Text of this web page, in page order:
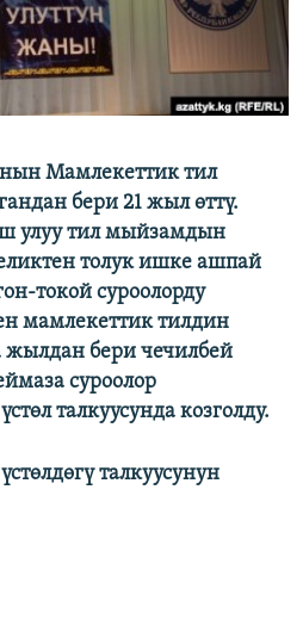
Мамлекеттик тил
бери 21 жыл өттү.
улуу тил мыйзамдын
толук ишке ашпай
токой суроолорду
мамлекеттик тилдин
бери чечилбей
суроолор
талкуусунда козголду.
талкуусунун